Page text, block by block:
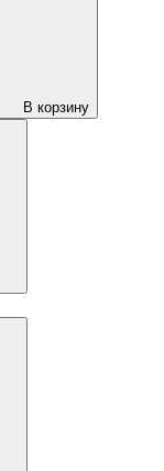
В корзину